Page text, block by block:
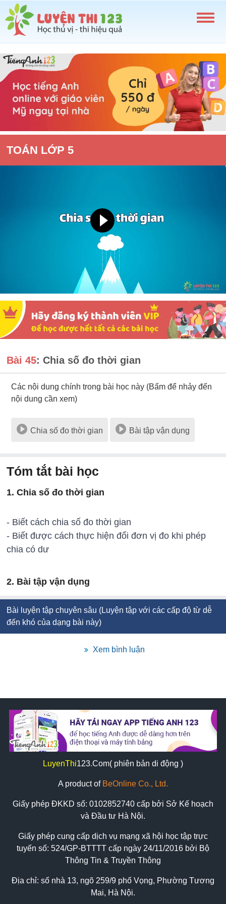
TOÁN LỚP 5
Bài 45: Chia số đo thời gian
Các nội dung chính trong bài học này (Bấm để nhảy đến
nội dung cần xem)
Chia số đo thời gian Bài tập vận dụng
Tóm tắt bài học
1. Chia số đo thời gian
- Biết cách chia số đo thời gian
- Biết được cách thực hiện đổi đơn vị đo khi phép
chia có dư
2. Bài tập vận dụng
Bài luyện tập chuyên sâu (Luyện tập với các cấp độ từ dễ
đến khó của dạng bài này)
Xem bình luận
LuyenThi123.Com( phiên bản di động )
A product of BeOnline Co., Ltd.
Giấy phép ĐKKD số: 0102852740 cấp bởi Sở Kế hoạch
và Đầu tư Hà Nội.
Giấy phép cung cấp dịch vụ mạng xã hội học tập trực
tuyến số: 524/GP-BTTTT cấp ngày 24/11/2016 bởi Bộ
Thông Tin & Truyền Thông
Địa chỉ: số nhà 13, ngõ 259/9 phố Vọng, Phường Tương
Mai, Hà Nội.